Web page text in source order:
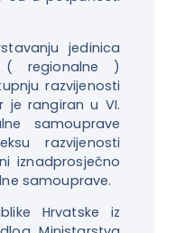
jedinica
( regionalne )
razvijenosti
je rangiran u VI.
samouprave
razvijenosti
iznadprosječno
samouprave.
Hrvatske iz